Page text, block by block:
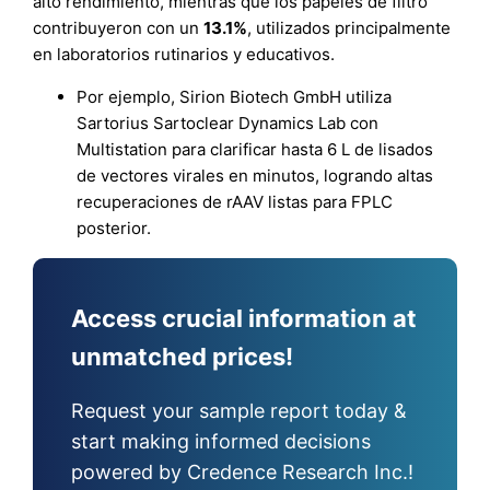
contribuyeron con un13.1%, utilizados principalmente
en laboratorios rutinarios y educativos.
Por ejemplo, Sirion Biotech GmbH utiliza
Sartorius Sartoclear Dynamics Lab con
Multistation para clarificar hasta 6 L de lisados
de vectores virales en minutos, logrando altas
recuperaciones de rAAV listas para FPLC
posterior.
Access crucial information at
unmatched prices!
Request your sample report today &
start making informed decisions
powered by Credence Research Inc.!